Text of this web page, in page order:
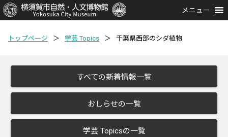
メニュー
トップページ ＞ 学芸 Topics ＞ 千葉県西部のシダ植物
すべての新着情報一覧
おしらせの一覧
学芸 Topicsの一覧